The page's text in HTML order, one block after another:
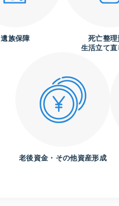
遺族保障
死亡整
生活立て
老後資金 ・その他資産形成